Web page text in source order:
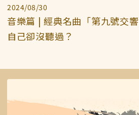
2024/08/30
音樂篇 | 經典名曲「第九號交
自己卻沒聽過？